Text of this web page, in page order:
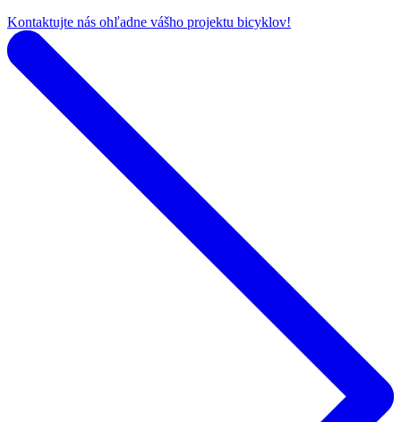
Kontaktujte nás ohľadne vášho projektu bicyklov!